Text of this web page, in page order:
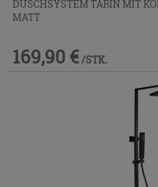
DUSCHSYSTEM TARIN MIT
MATT
169,90 € /STK.